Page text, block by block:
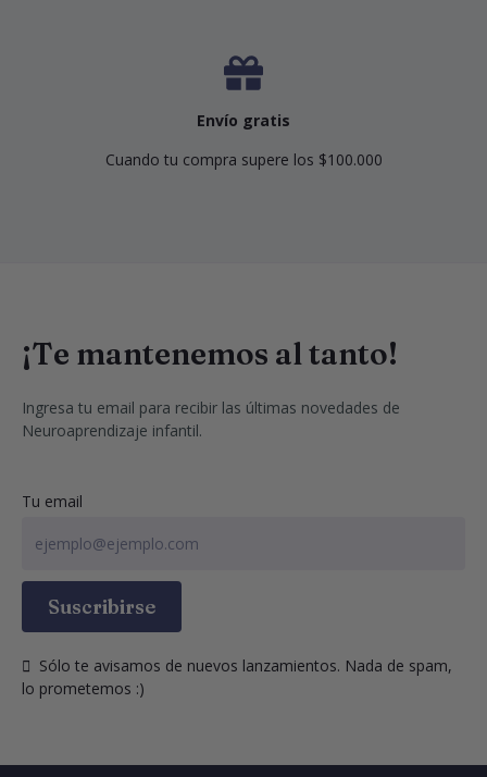
Envío gratis
Cuando tu compra supere los $100.000
¡Te mantenemos al tanto!
Ingresa tu email para recibir las últimas novedades de
Neuroaprendizaje infantil.
Tu email
Suscribirse
  Sólo te avisamos de nuevos lanzamientos. Nada de spam,
lo prometemos :)